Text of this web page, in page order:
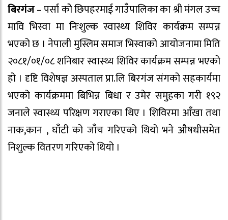
बिरगंज– पर्सा कोे छिपहरमाई गाउँपालिका का श्री मंगल उच्च
मावि भिस्वा मा निःशुल्क स्वास्थ्य शिविर कार्यक्रम सम्पन्न
भएको छ । नेपाली मुस्लिम समाज भिस्वाको आयोजनामा मिति
२०८१/०१/०८ शनिबार स्वास्थ्य शिविर कार्यक्रम सम्पन्न भएको
हो । दृष्टि विशेषज्ञ अस्पताल प्रा.लि बिरगंज संगको सहकार्यमा
भएको कार्यक्रममा बिभिन्न बिधा र उमेर समुहका गरी १९२
जनाले स्वास्थ्य परिक्षण गराएका थिए । शिविरमा आँखा तथा
नाक,कान , घाँटी को जाँच गरिएको थियो भने औषधीसमेत
निशुल्क वितरण गरिएको थियो ।